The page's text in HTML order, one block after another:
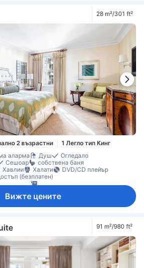
в стаята
28 m²/301 ft²
2 възрастни
1 Легло тип Кинг
аларма Душ
Огледало
Сешоар
собствена баня
Хавлии Халати
DVD/CD плейър
(безплатен)
ЛАН Интернет достъп (платен)
Телефон
Филми на поискване
на стаите
Сгъваемо легло
за гладене
запитване)
в стаята
Непушачи
Вижте цените
91 m²/980 ft²